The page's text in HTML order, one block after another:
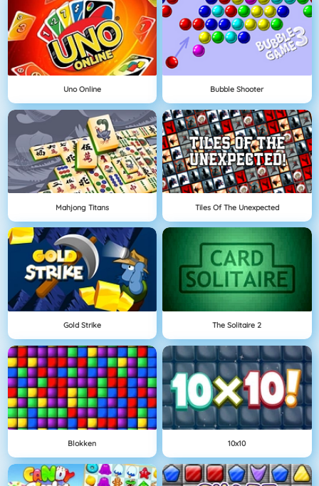
Uno Online Bubble Shooter
Mahjong Titans Tiles Of The Unexpected
Gold Strike The Solitaire 2
Blokken 10x10